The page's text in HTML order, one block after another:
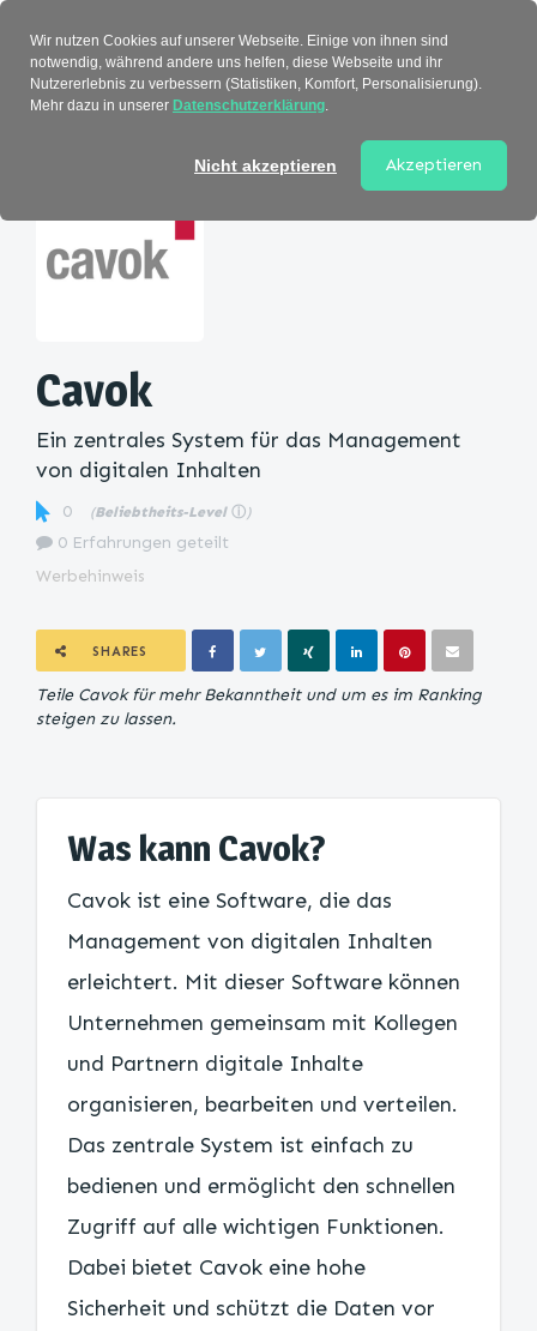
Cavok
Ein zentrales System für das Management
von digitalen Inhalten
0 (Beliebtheits-Level ⓘ )
0 Erfahrungen geteilt
Werbehinweis
SHARES
Teile Cavok für mehr Bekanntheit und um es im Ranking
steigen zu lassen.
Was kann Cavok?
Cavok ist eine Software, die das
Management von digitalen Inhalten
erleichtert. Mit dieser Software können
Unternehmen gemeinsam mit Kollegen
und Partnern digitale Inhalte
organisieren, bearbeiten und verteilen.
Das zentrale System ist einfach zu
bedienen und ermöglicht den schnellen
Zugriff auf alle wichtigen Funktionen.
Dabei bietet Cavok eine hohe
Sicherheit und schützt die Daten vor
Wir nutzen Cookies auf unserer Webseite. Einige von ihnen sind
notwendig, während andere uns helfen, diese Webseite und ihr
Nutzererlebnis zu verbessern (Statistiken, Komfort, Personalisierung).
Mehr dazu in unserer Datenschutzerklärung.
Nicht akzeptieren Akzeptieren